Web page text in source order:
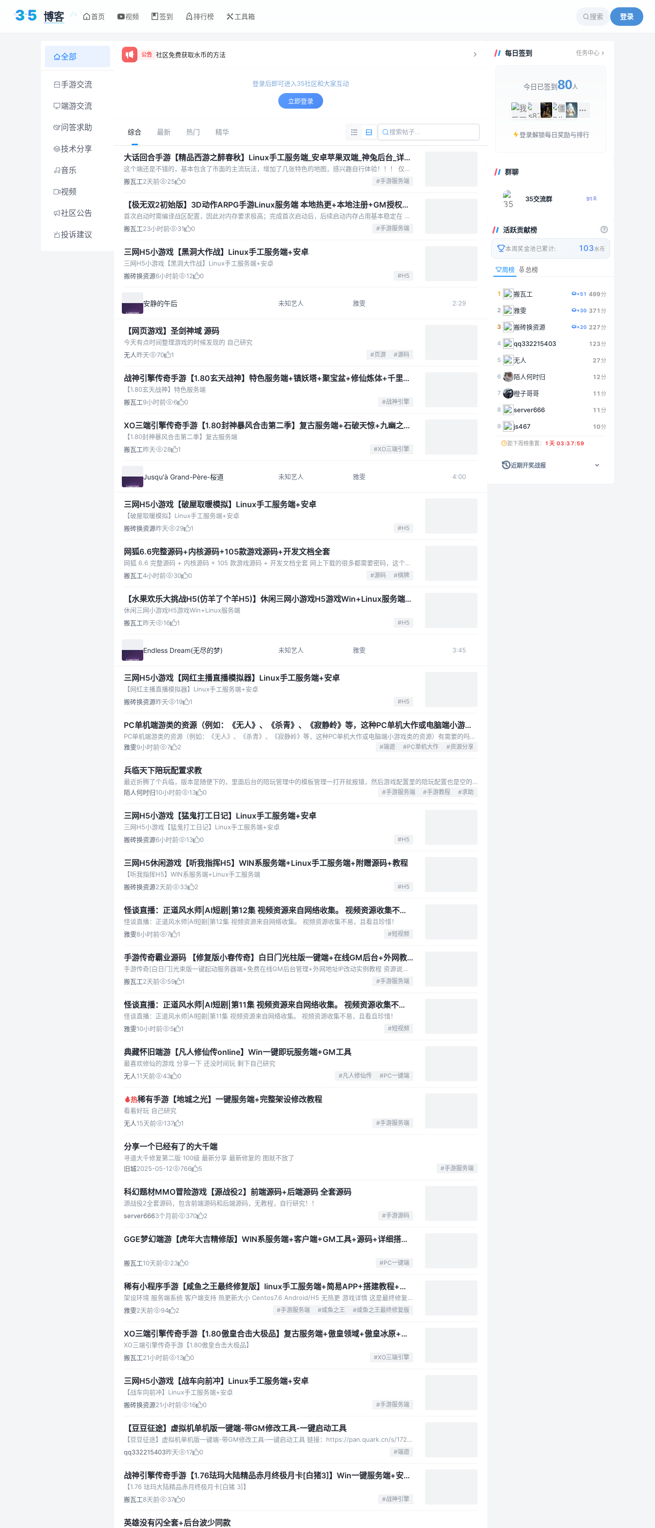
< />
35 博客 首页 视频 签到 排行榜 工具箱 搜索 登录
全部
手游交流
端游交流
问答求助
技术分享
音乐
视频
社区公告
投诉建议
论坛
公告 社区免费获取水币的方法
登录后即可进入35社区和大家互动
立即登录
综合 最新 热门 精华
大话回合手游【精品西游之醉春秋】Linux手工服务端_安卓苹果双端_神兔后台_详细
搭建教程
这个端还是不错的，基本包含了市面的主流玩法，增加了几张特色的地图，感兴趣自行体验！！！ 仅供本地学习研究使用！！！
搬瓦工2天前 25 0 #手游服务端
【极无双2初始版】3D动作ARPG手游Linux服务端 本地热更+本地注册+GM授权后
台+安卓+架设教程
首次启动时需编译战区配置，因此对内存要求极高；完成首次启动后，后续启动内存占用基本稳定在 5G 左右，热更新文件大小约为 4G 多。 功能与体验层面存在较多问题，具体包括：进入竞技场时会弹出 “不合法的参数” 提示，聊天功能无法正常使用，跨...
搬瓦工23小时前 31 0 #手游服务端
三网H5小游戏【黑洞大作战】Linux手工服务端+安卓
三网H5小游戏【黑洞大作战】Linux手工服务端+安卓
搬砖换资源6小时前 12 0 #H5
安静的午后 未知艺人 雅雯 2:29
【网页游戏】圣剑神域 源码
今天有点时间整理游戏的时候发现的 自己研究
无人昨天 70 1 #页游 #源码
战神引擎传奇手游【1.80玄天战神】特色服务端+镇妖塔+聚宝盆+修仙炼体+千里追
杀
【1.80玄天战神】特色服务端
搬瓦工9小时前 6 0 #战神引擎
XO三端引擎传奇手游【1.80封神暴风合击第二季】复古服务端+石破天惊+九幽之地
+遗忘废墟
【1.80封神暴风合击第二季】复古服务端
搬瓦工昨天 28 1 #XO三端引擎
Jusqu'à Grand-Père-桜道 未知艺人 雅雯 4:00
三网H5小游戏【破屋取暖模拟】Linux手工服务端+安卓
【破屋取暖模拟】Linux手工服务端+安卓
搬砖换资源昨天 29 1 #H5
网狐6.6完整源码+内核源码+105款游戏源码+开发文档全套
网狐 6.6 完整源码 + 内核源码 + 105 款游戏源码 + 开发文档全套 网上下载的很多都需要密码，这个是找了很久才找到的，这个版本相对比较全。 网上下载的版本带了很多临时文件，导致压缩包过大。这里我准备了一个 文件，来清理 VS 产...
搬瓦工4小时前 30 0 #源码 #棋牌
【水果欢乐大挑战H5(仿羊了个羊H5)】休闲三网小游戏H5游戏Win+Linux服务端
+架设教程
休闲三网小游戏H5游戏Win+Linux服务端
搬瓦工昨天 16 1 #H5
Endless Dream(无尽的梦) 未知艺人 雅雯 3:45
三网H5小游戏【网红主播直播模拟器】Linux手工服务端+安卓
【网红主播直播模拟器】Linux手工服务端+安卓
搬砖换资源昨天 19 1 #H5
PC单机端游类的资源（例如：《无人》、《杀青》、《寂静岭》等，这种PC单机大作或电脑端小游戏
类的资源）有需要的吗？ 如果有需要的可以带着游戏名来此贴留言，只要能找到本人都会无偿分享发布
的。
PC单机端游类的资源（例如：《无人》、《杀青》、《寂静岭》等，这种PC单机大作或电脑端小游戏类的资源）有需要的吗？ 如果有需要的可以带着游戏名来此贴留言，只要能找到本人都会无偿分享发布的。
雅雯9小时前 7 2 #端遊 #PC单机大作 #资源分享
兵临天下陪玩配置求教
最近折腾了个兵临，版本是随便下的，里面后台的陪玩管理中的模板管理一打开就报错，然后游戏配置里的陪玩配置也是空的，请各位大佬指教一二，万分感谢，一夜九次金枪不倒！！！！ 版本压缩包密码【三w点czymw点com】链接： 模板管理报错代码：
陌人何时归10小时前 13 0 #手游服务端 #手游教程 #求助
三网H5小游戏【猛鬼打工日记】Linux手工服务端+安卓
三网H5小游戏【猛鬼打工日记】Linux手工服务端+安卓
搬砖换资源6小时前 13 0 #H5
三网H5休闲游戏【听我指挥H5】WIN系服务端+Linux手工服务端+附赠源码+教程
【听我指挥H5】WIN系服务端+Linux手工服务端
搬砖换资源2天前 33 2 #H5
怪谈直播：正道风水师|AI短剧|第12集 视频资源来自网络收集。 视频资源收集不
易，且看且珍惜！
怪谈直播：正道风水师|AI短剧|第12集 视频资源来自网络收集。 视频资源收集不易，且看且珍惜！
雅雯8小时前 7 1 #短视频
手游传奇霸业源码 【修复版小春传奇】白日门光柱版一键端+在线GM后台+外网教
程
手游传奇[白日门]光束版一键起动服务器端+免费在线GM后台管理+外网地址IP改动实例教程 资源说明： 1、本资源为传奇手游白日门(光柱版)一键启动服务端，服务端默认IP为192.168.1.111 2、本机网络为192.168.1.x网段用...
搬瓦工2天前 59 1 #手游服务端
怪谈直播：正道风水师|AI短剧|第11集 视频资源来自网络收集。 视频资源收集不
易，且看且珍惜！
怪谈直播：正道风水师|AI短剧|第11集 视频资源来自网络收集。 视频资源收集不易，且看且珍惜！
雅雯10小时前 5 1 #短视频
典藏怀旧端游【凡人修仙传online】Win一键即玩服务端+GM工具
最喜欢修仙的游戏 分享一下 还没时间玩 剩下自己研究
无人11天前 43 0 #凡人修仙传 #PC一键端
热稀有手游【地城之光】一键服务端+完整架设修改教程
看着好玩 自己研究
无人15天前 137 1 #手游服务端
分享一个已经有了的大千端
寻道大千修复第二版 100级 最新分享 最新修复的 图就不放了
旧城2025-05-12 766 5 #手游服务端
科幻题材MMO冒险游戏【源战役2】前端源码+后端源码 全套源码
源战役2全套源码，包含前端源码和后端源码，无教程，自行研究！！
server6663个月前 370 2 #手游源码
GGE梦幻端游【虎年大吉精修版】WIN系服务端+客户端+GM工具+源码+详细搭建
搬瓦工10天前 23 0 #PC一键端
稀有小程序手游【咸鱼之王最终修复版】linux手工服务端+简易APP+搭建教程+后
台
架设环境 服务端系统 客户端支持 热更新大小 Centos7.6 Android/H5 无热更 游戏详情 这是最终修复版本，经过测试是内购的，偶尔依旧会有卡死的风险，流量占用小了很多。 关闭内购：别启动apiserver就行，也就是下面这条...
雅雯2天前 94 2 #手游服务端 #咸鱼之王 #咸鱼之王最终修复版
XO三端引擎传奇手游【1.80傲皇合击大极品】复古服务端+傲皇领域+傲皇冰原+傲
皇神岛
XO三端引擎传奇手游【1.80傲皇合击大极品】
搬瓦工21小时前 13 0 #XO三端引擎
三网H5小游戏【战车向前冲】Linux手工服务端+安卓
【战车向前冲】Linux手工服务端+安卓
搬砖换资源21小时前 16 0 #手游服务端
【豆豆征途】虚拟机单机版一键端-带GM修改工具-一键启动工具
【豆豆征途】虚拟机单机版一键端-带GM修改工具-一键启动工具 链接：https://pan.quark.cn/s/172320cc0def 链接: https://pan.baidu.com/s/186c6vfuNlvsr7jjmS7k51...
qq332215403昨天 17 0 #端遊
战神引擎传奇手游【1.76珐玛大陆精品赤月终极月卡[白猪3]】Win一键服务端+安卓
苹果双端+GM授权物品后台
【1.76 珐玛大陆精品赤月终极月卡[白猪 3]】
搬瓦工8天前 37 0 #战神引擎
英雄没有闪全套+后台波少同款
每日签到 任务中心
今日已签到80人
登录解锁每日奖励与排行
群聊
35交流群 91
活跃贡献榜
本周奖金池已累计: 103水币
周榜 总榜
1 搬瓦工 +51 499分
2 雅雯 +30 371 分
3 搬砖换资源 +20 227分
4 qq332215403 123分
5 无人 27分
6 陌人何时归 12分
7 橙子哥哥 11 分
8 server666 11 分
9 js467 10分
距下周榜重置： 1天 03:37:59
近期开奖战报